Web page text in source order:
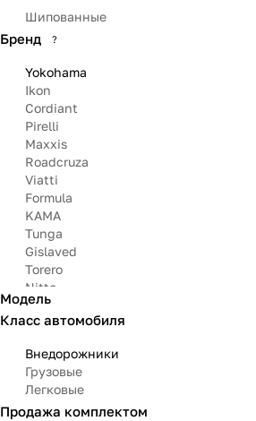
Шипованные
Бренд ?
Yokohama
Ikon
Cordiant
Pirelli
Maxxis
Roadcruza
Viatti
Formula
KAMA
Tunga
Gislaved
Torero
Nitto
Arivo
Michelin
Bars
Attar
Bridgestone
Matador
Модель
Класс автомобиля
Внедорожники
Грузовые
Легковые
Продажа комплектом